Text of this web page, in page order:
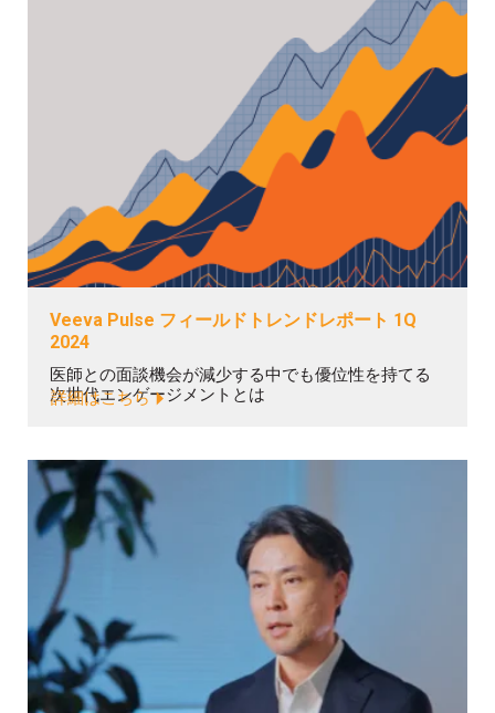
Veeva Pulse フィールドトレンドレポート 1Q
2024
医師との面談機会が減少する中でも優位性を持てる
次世代エンゲージメントとは
詳細はこちら